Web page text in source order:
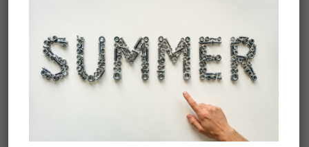
*Η τιμή αναφέρεται σε 10 τεμάχια
*M6X45 (12X37)
*Εκτονώνονται με ειδική πένσα αρθρωτών
βυσμάτων. Μπορείτε να την βρείτε εδώ
https://www.inoxstore.gr/product/pensa-